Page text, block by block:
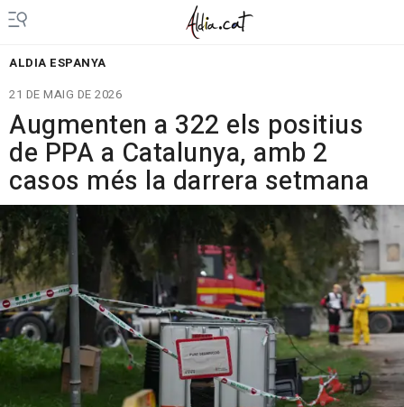
ALDIA ESPANYA
21 DE MAIG DE 2026
Augmenten a 322 els positius
de PPA a Catalunya, amb 2
casos més la darrera setmana